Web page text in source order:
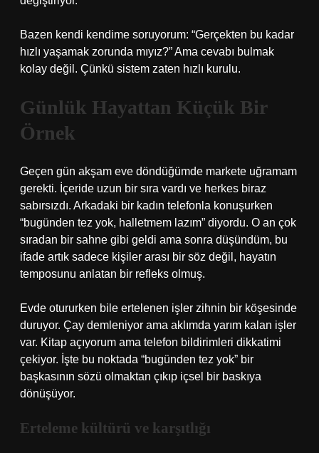
Bazen kendi kendime soruyorum: “Gerçekten bu kadar
hızlı yaşamak zorunda mıyız?” Ama cevabı bulmak
kolay değil. Çünkü sistem zaten hızlı kurulu.
Günlük Hayattan Küçük Bir
Örnek
Geçen gün akşam eve döndüğümde markete uğramam
gerekti. İçeride uzun bir sıra vardı ve herkes biraz
sabırsızdı. Arkadaki bir kadın telefonla konuşurken
“bugünden tez yok, halletmem lazım” diyordu. O an çok
sıradan bir sahne gibi geldi ama sonra düşündüm, bu
ifade artık sadece kişiler arası bir söz değil, hayatın
temposunu anlatan bir refleks olmuş.
Evde otururken bile ertelenen işler zihnin bir köşesinde
duruyor. Çay demleniyor ama aklımda yarım kalan işler
var. Kitap açıyorum ama telefon bildirimleri dikkatimi
çekiyor. İşte bu noktada “bugünden tez yok” bir
başkasının sözü olmaktan çıkıp içsel bir baskıya
dönüşüyor.
Erteleme kültürü ve karşıtlığı